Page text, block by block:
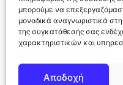
μπορούμε να
μοναδικά αναγνωριστικά
της συγκατάθεσής σας
χαρακτηριστικών και
Αποδοχή
12ο Χλμ.